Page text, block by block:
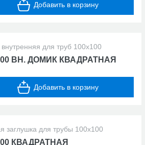
Добавить в корзину
ВН. ДОМИК КВАДРАТНАЯ
Добавить в корзину
КВАДРАТНАЯ